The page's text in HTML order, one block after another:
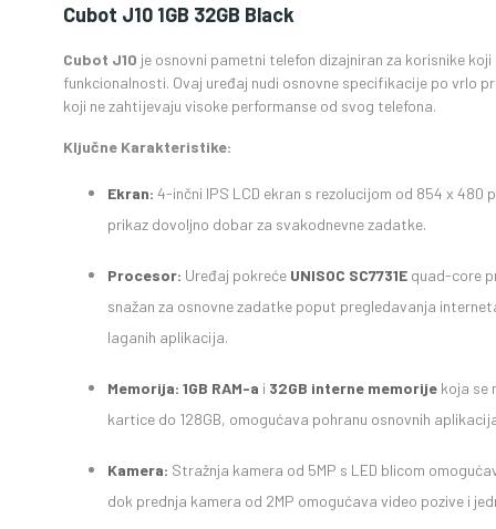
Cubot J10 1GB 32GB Black
Cubot J10 je osnovni pametni telefon dizajniran za korisnike
funkcionalnosti. Ovaj uređaj nudi osnovne specifikacije po vrlo
koji ne zahtijevaju visoke performanse od svog telefona.
Ključne Karakteristike:
Ekran: 4-inčni IPS LCD ekran s rezolucijom od 854 x 480
prikaz dovoljno dobar za svakodnevne zadatke.
Procesor: Uređaj pokreće UNISOC SC7731E quad-core
snažan za osnovne zadatke poput pregledavanja
laganih aplikacija.
Memorija: 1GB RAM-a i 32GB interne memorije koja se
kartice do 128GB, omogućava pohranu osnovnih
Kamera: Stražnja kamera od 5MP s LED blicom
dok prednja kamera od 2MP omogućava video pozive i